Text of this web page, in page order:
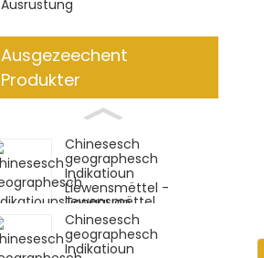
Ausrüstung
Ausgezeechent
Produkter
Chinesesch
geographesch
Indikatioun
Liewensmëttel -
Tongguan ...
Chinesesch
geographesch
Indikatioun